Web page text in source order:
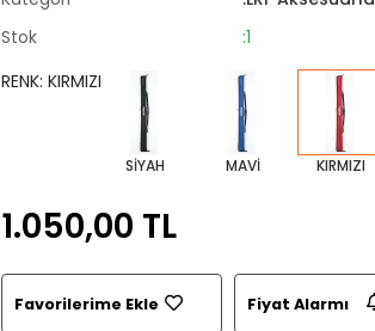
Stok
:1
RENK: KIRMIZI
SİYAH MAVİ KIRMIZI
1.050,00 TL
Favorilerime Ekle Fiyat Alarmı